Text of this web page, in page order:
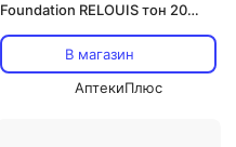
Foundation RELOUIS тон 20
В магазин
АптекиПлюс